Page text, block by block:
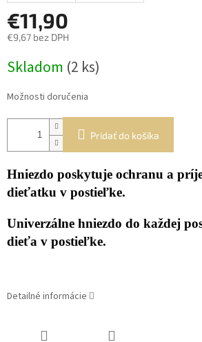
€11,90
€9,67 bez DPH
cena:
Skladom (2 ks)
Možnosti doručenia
Pridať do košíka
Hniezdo poskytuje ochranu a
dieťatku v postieľke.
Univerzálne hniezdo do každej
dieťa v postieľke.
Detailné informácie